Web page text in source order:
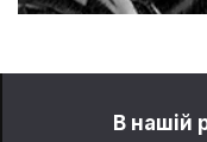
В нашій